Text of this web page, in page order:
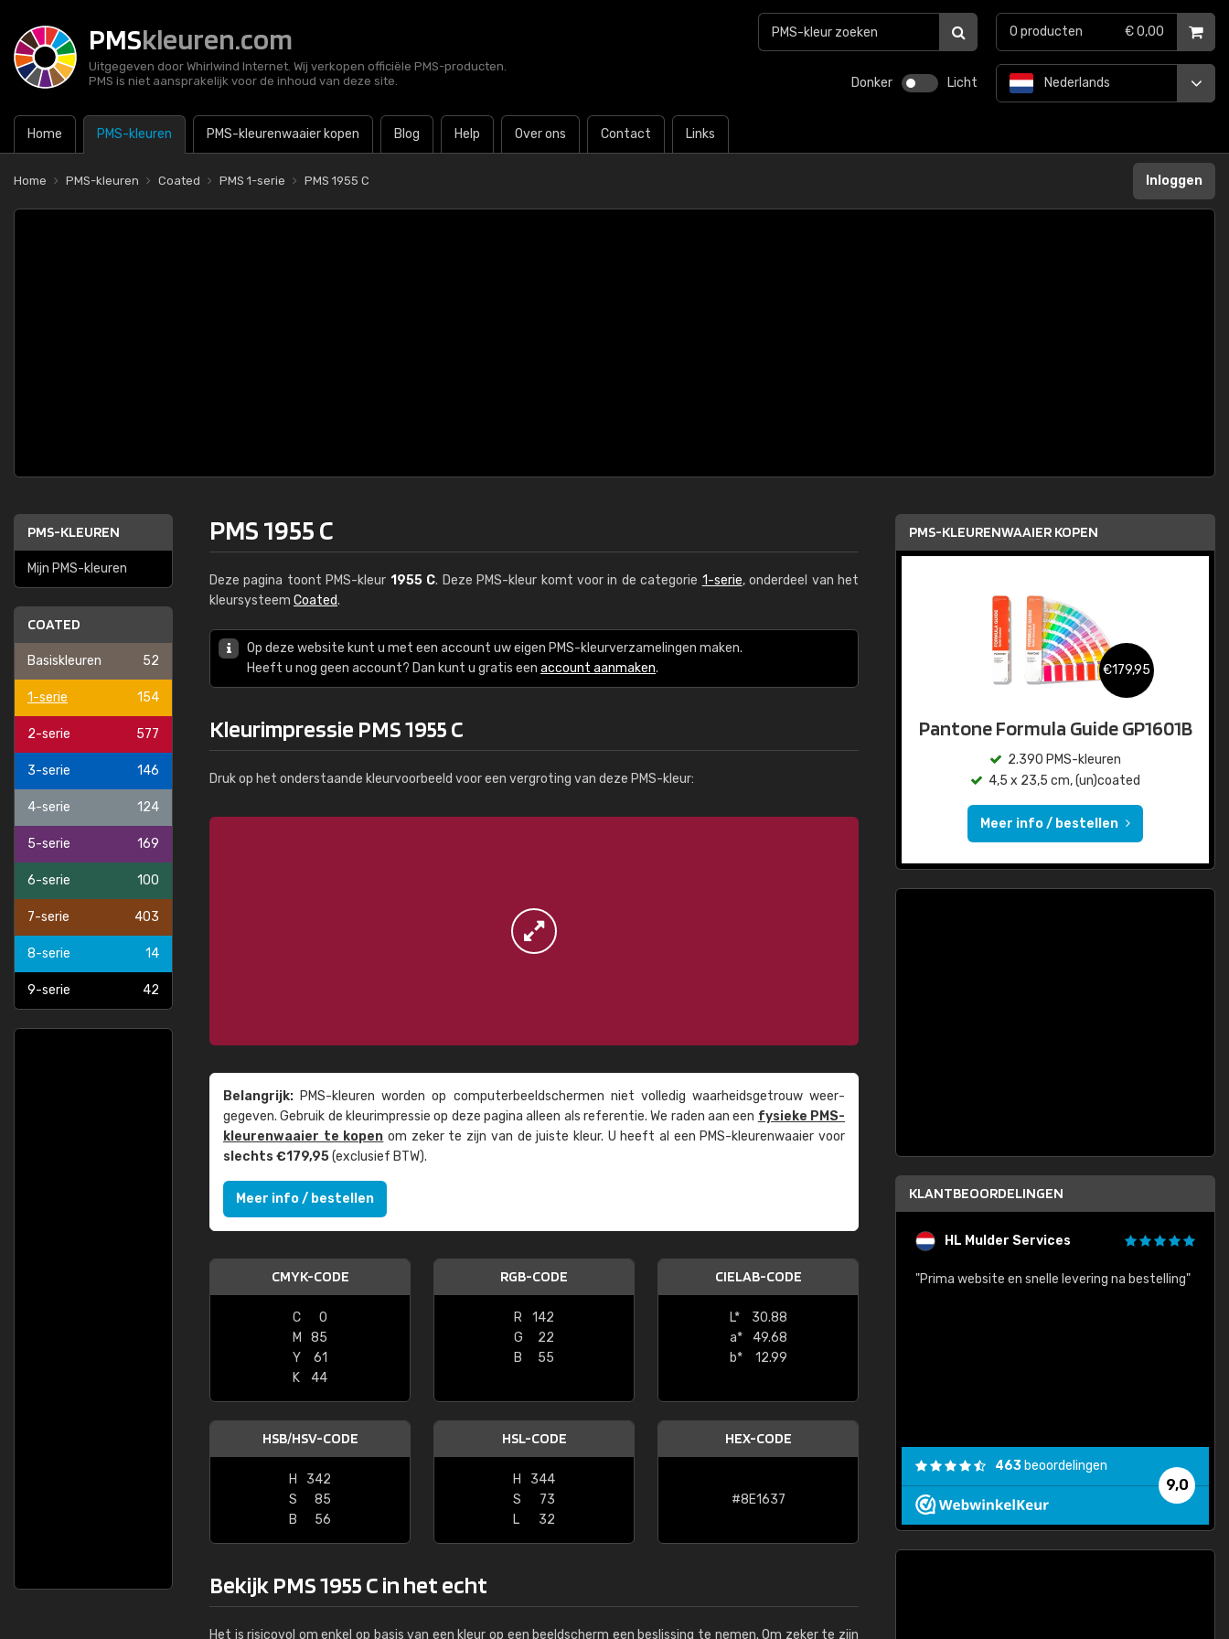
PMSkleuren.com
Uitgegeven door Whirlwind Internet. Wij verkopen officiële PMS-producten.
PMS is niet aansprakelijk voor de inhoud van deze site.
Donker Licht
Home PMS-kleuren PMS-kleurenwaaier kopen Blog Help Over ons Contact Links
Nederlands
0 producten € 0,00
Home PMS-kleuren Coated PMS 1-serie PMS 1955 C Inloggen
PMS-KLEUREN
Mijn PMS-kleuren
COATED
Basiskleuren 52
1-serie 154
2-serie 577
3-serie 146
4-serie 124
5-serie 169
6-serie 100
7-serie 403
8-serie 14
9-serie 42
PMS 1955 C
Deze pagina toont PMS-kleur 1955 C. Deze PMS-kleur komt voor in de categorie 1-serie, onderdeel van het
kleursysteem Coated.
Op deze website kunt u met een account uw eigen PMS-kleurverzamelingen maken.
Heeft u nog geen account? Dan kunt u gratis een account aanmaken.
Kleurimpressie PMS 1955 C
Druk op het onderstaande kleurvoorbeeld voor een vergroting van deze PMS-kleur:
Belangrijk: PMS-kleuren worden op computer­beeld­schermen niet volledig waarheids­­getrouw weer­
gegeven. Gebruik de kleur­impressie op deze pagina alleen als referentie. We raden aan een fysieke PMS-
kleuren­waaier te kopen om zeker te zijn van de juiste kleur. U heeft al een PMS-kleuren­waaier voor
slechts €179,95(exclusief BTW).
Meer info / bestellen
CMYK-CODE
C
0
M
85
Y
61
K
44
RGB-CODE
R
142
G
22
B
55
CIELAB-CODE
L*
30.88
a*
49.68
b*
12.99
HSB/HSV-CODE
H
342
S
85
B
56
HSL-CODE
H
344
S
73
L
32
HEX-CODE
#8E1637
Bekijk PMS 1955 C in het echt
Het is risicovol om enkel op basis van een kleur op een beeldscherm een beslissing te nemen. Om zeker te zijn
PMS-KLEURENWAAIER KOPEN
€179,95
Pantone Formula Guide GP1601B
2.390 PMS-kleuren
4,5 x 23,5 cm, (un)coated
Meer info / bestellen
KLANTBEOORDELINGEN
"Super snelle service en zeer betaalbaar!"
HL Mulder Services
"Prima website en snelle levering na bestelling"
9,0
463 beoordelingen